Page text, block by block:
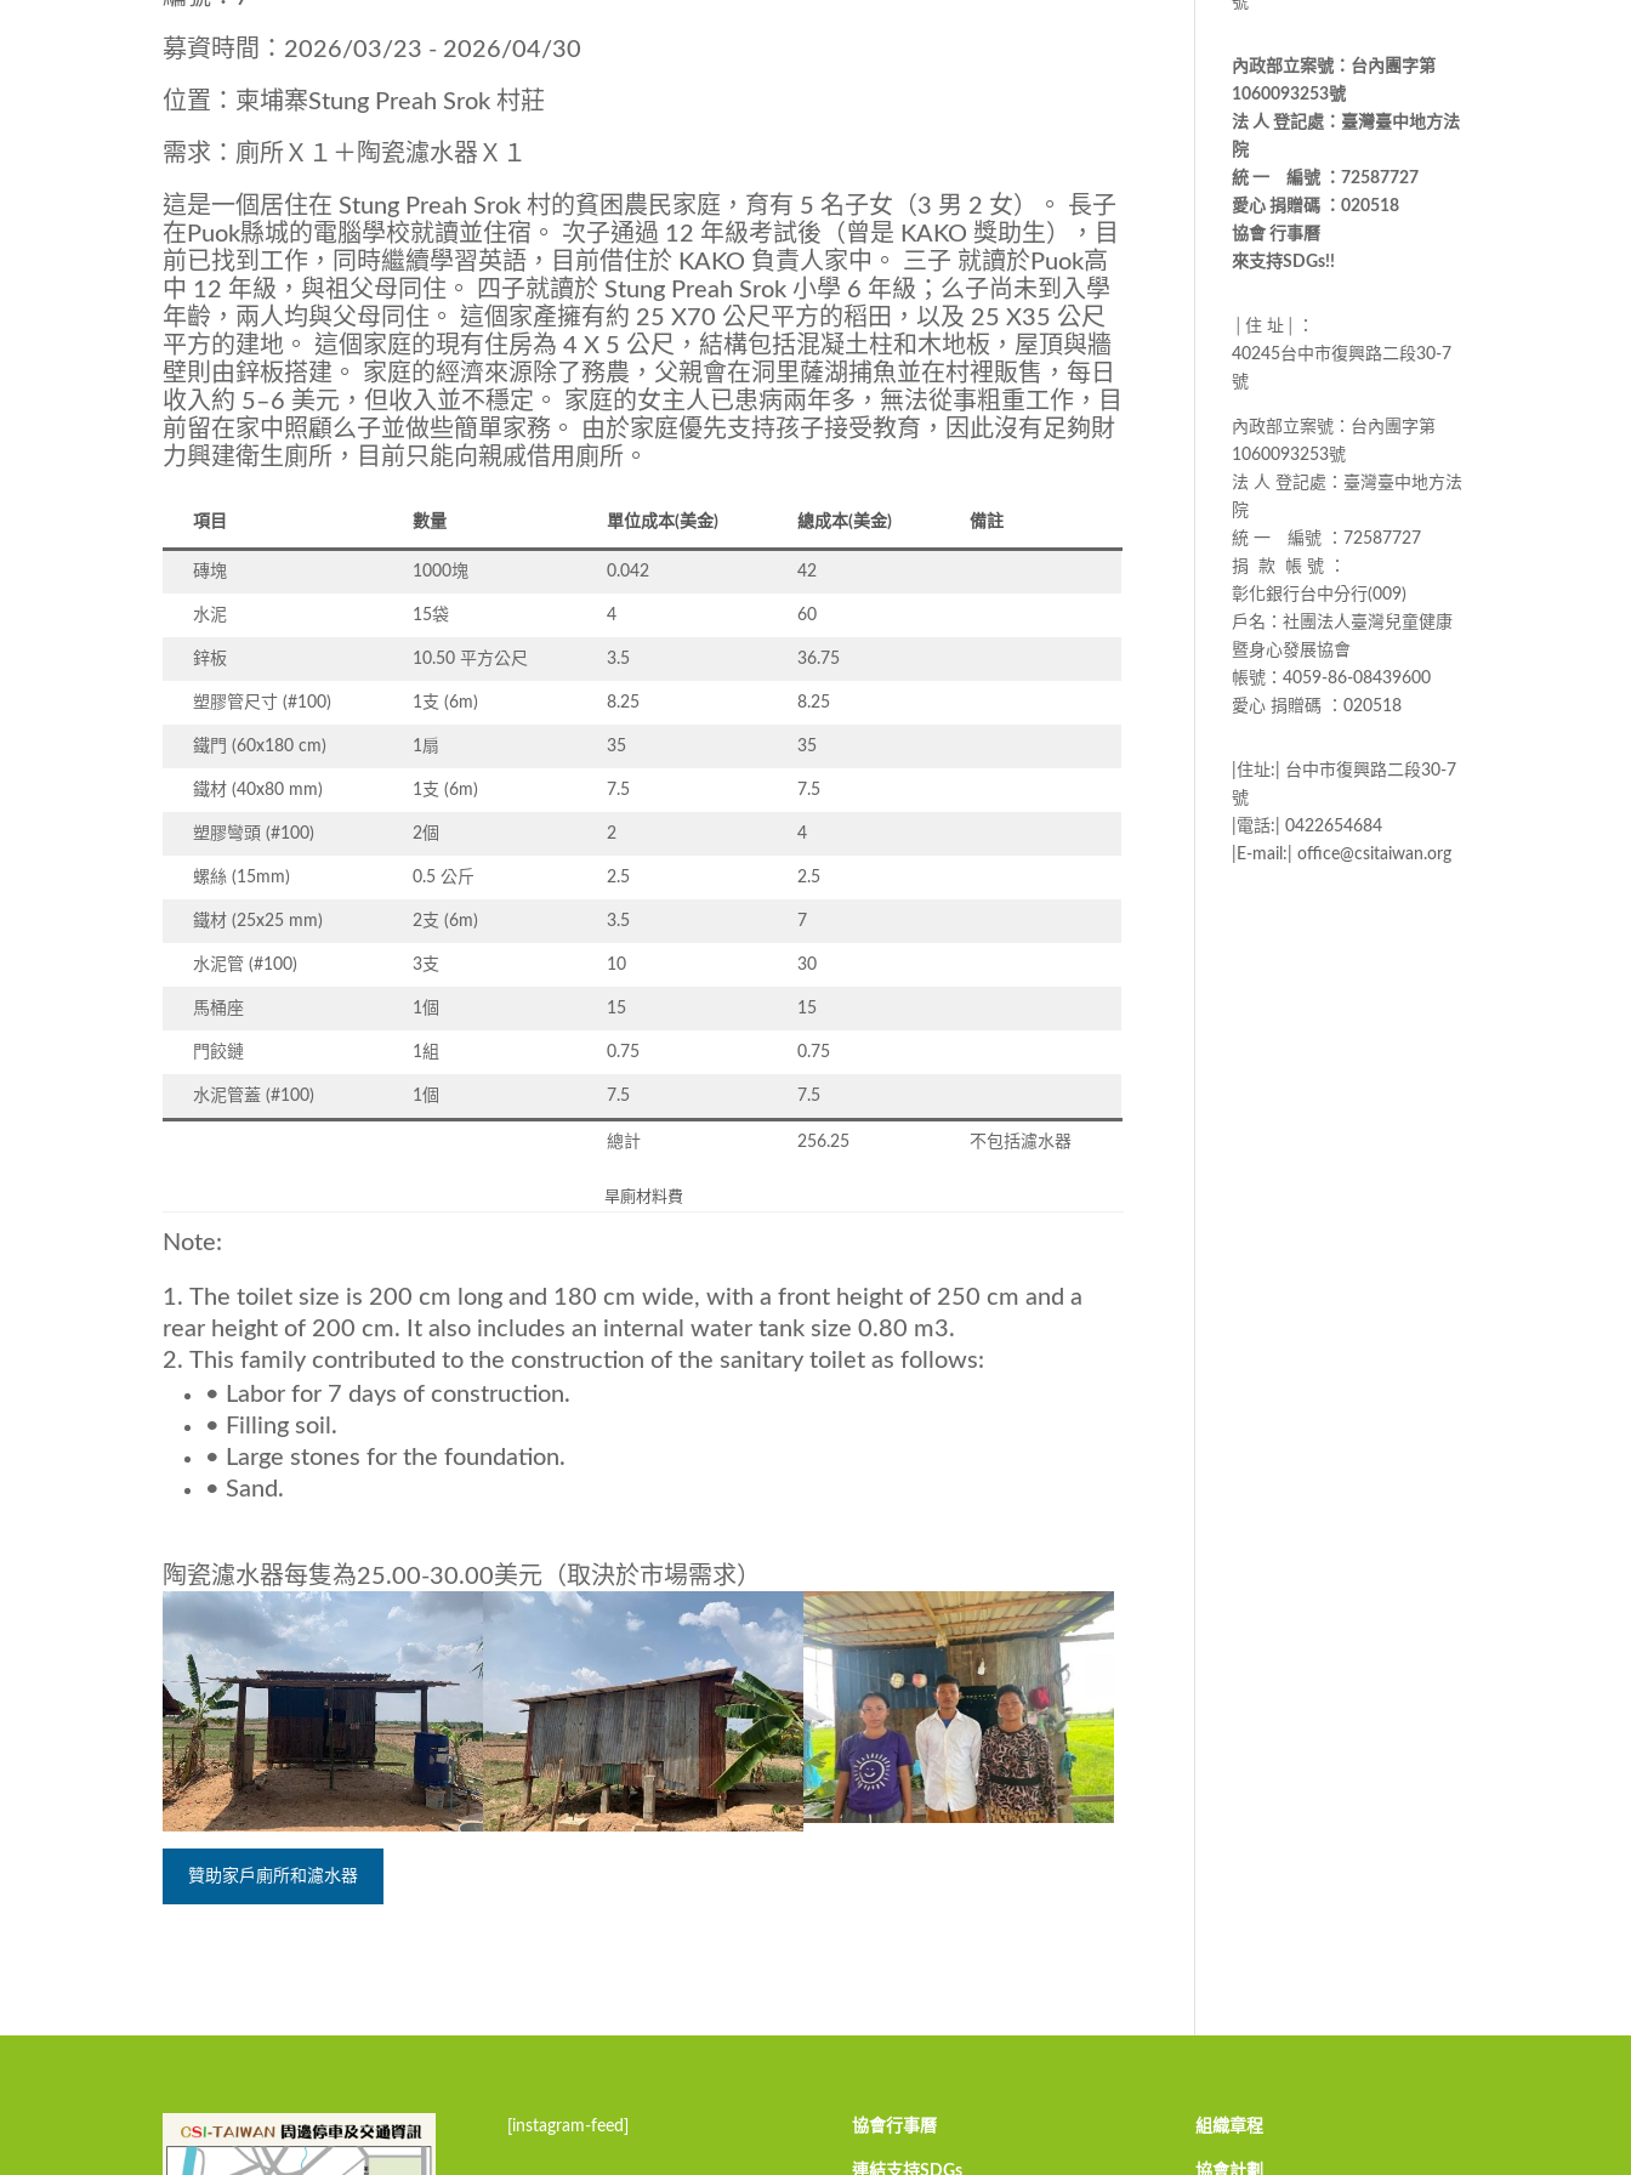
募資時間：2026/03/23 - 2026/04/30
位置：柬埔寨Stung Preah Srok 村莊
需求：廁所Ｘ１＋陶瓷濾水器Ｘ１
這是一個居住在 Stung Preah Srok 村的貧困農民家庭，育有 5 名子女（3 男 2 女）。 長子
在Puok縣城的電腦學校就讀並住宿。 次子通過 12 年級考試後（曾是 KAKO 獎助生），目
前已找到工作，同時繼續學習英語，目前借住於 KAKO 負責人家中。 三子 就讀於Puok高
中 12 年級，與祖父母同住。 四子就讀於 Stung Preah Srok 小學 6 年級；么子尚未到入學
年齡，兩人均與父母同住。 這個家產擁有約 25 X70 公尺平方的稻田，以及 25 X35 公尺
平方的建地。 這個家庭的現有住房為 4 X 5 公尺，結構包括混凝土柱和木地板，屋頂與牆
壁則由鋅板搭建。 家庭的經濟來源除了務農，父親會在洞里薩湖捕魚並在村裡販售，每日
收入約 5–6 美元，但收入並不穩定。 家庭的女主人已患病兩年多，無法從事粗重工作，目
前留在家中照顧么子並做些簡單家務。 由於家庭優先支持孩子接受教育，因此沒有足夠財
力興建衛生廁所，目前只能向親戚借用廁所。
項目 數量 單位成本(美金) 總成本(美金) 備註
磚塊 1000塊 0.042 42
水泥 15袋 4 60
鋅板 10.50 平方公尺 3.5 36.75
塑膠管尺寸 (#100) 1支 (6m) 8.25 8.25
鐵門 (60x180 cm) 1扇 35 35
鐵材 (40x80 mm) 1支 (6m) 7.5 7.5
塑膠彎頭 (#100) 2個 2 4
螺絲 (15mm) 0.5 公斤 2.5 2.5
鐵材 (25x25 mm) 2支 (6m) 3.5 7
水泥管 (#100) 3支 10 30
馬桶座 1個 15 15
門餃鏈 1組 0.75 0.75
水泥管蓋 (#100) 1個 7.5 7.5
總計 256.25 不包括濾水器
旱廁材料費
Note:
The toilet size is 200 cm long and 180 cm wide, with a front height of 250 cm and a
rear height of 200 cm. It also includes an internal water tank size 0.80 m3.
This family contributed to the construction of the sanitary toilet as follows:
• Labor for 7 days of construction.
• Filling soil.
• Large stones for the foundation.
• Sand.
陶瓷濾水器每隻為25.00-30.00美元（取決於市場需求）
贊助家戶廁所和濾水器
內政部立案號：台內團字第
1060093253號
法 人 登記處：臺灣臺中地方法
院
統 一 編號 ：72587727
愛心 捐贈碼 ：020518
協會 行事曆
來支持SDGs!!
│住 址│：
40245台中市復興路二段30-7
號
內政部立案號：台內團字第
1060093253號
法 人 登記處：臺灣臺中地方法
院
統 一 編號 ：72587727
捐 款 帳 號 ：
彰化銀行台中分行(009)
戶名：社團法人臺灣兒童健康
暨身心發展協會
帳號：4059-86-08439600
愛心 捐贈碼 ：020518
|住址:| 台中市復興路二段30-7
號
|電話:| 0422654684
|E-mail:| office@csitaiwan.org
[instagram-feed] 協會行事曆 組織章程